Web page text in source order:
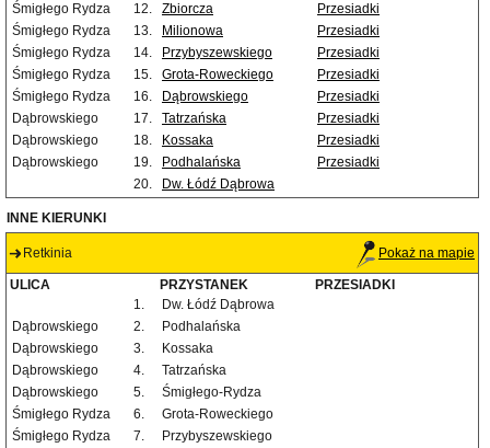
Śmigłego Rydza
12. Zbiorcza
Przesiadki
Śmigłego Rydza
13. Milionowa
Przesiadki
Śmigłego Rydza
14. Przybyszewskiego
Przesiadki
Śmigłego Rydza
15. Grota-Roweckiego
Przesiadki
Śmigłego Rydza
16. Dąbrowskiego
Przesiadki
Dąbrowskiego
17. Tatrzańska
Przesiadki
Dąbrowskiego
18. Kossaka
Przesiadki
Dąbrowskiego
19. Podhalańska
Przesiadki
20.
Dw. Łódź Dąbrowa
INNE KIERUNKI
Retkinia Pokaż na mapie
ULICA PRZYSTANEK
PRZESIADKI
1.
Dw. Łódź Dąbrowa
Dąbrowskiego
2.
Podhalańska
Dąbrowskiego
3.
Kossaka
Dąbrowskiego
4.
Tatrzańska
Dąbrowskiego
5.
Śmigłego-Rydza
Śmigłego Rydza
6.
Grota-Roweckiego
Śmigłego Rydza
7.
Przybyszewskiego